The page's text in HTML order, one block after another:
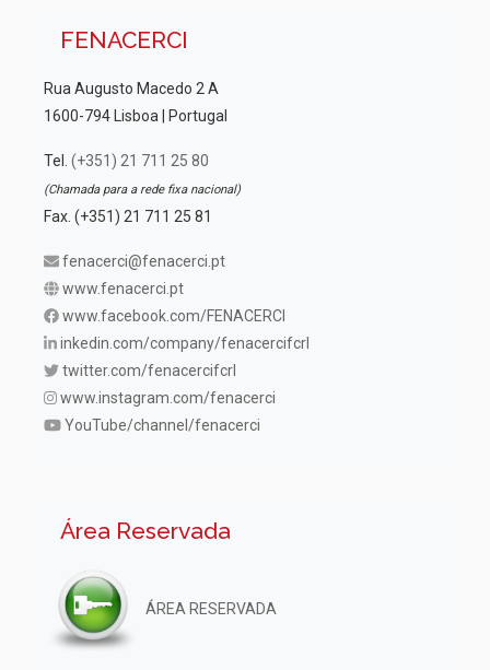
FENACERCI
Rua Augusto Macedo 2 A
1600-794 Lisboa | Portugal
Tel. (+351) 21 711 25 80
(Chamada para a rede fixa nacional)
Fax. (+351) 21 711 25 81
fenacerci@fenacerci.pt
www.fenacerci.pt
www.facebook.com/FENACERCI
inkedin.com/company/fenacercifcrl
twitter.com/fenacercifcrl
www.instagram.com/fenacerci
YouTube/channel/fenacerci
Área Reservada
ÁREA RESERVADA